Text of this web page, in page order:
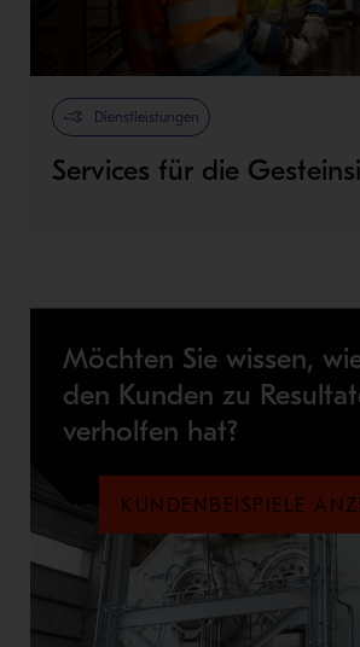
Dienstleistungen
Services für die
Möchten Sie wissen,
den Kunden zu
verholfen hat?
KUNDENBEISPIELE